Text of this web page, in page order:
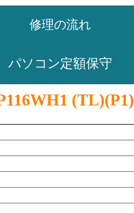
修理の流れ
パソコン定額保守
(TL)(P1)